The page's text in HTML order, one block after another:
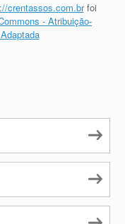
crentassos.com.brfoi
- Atribuição-